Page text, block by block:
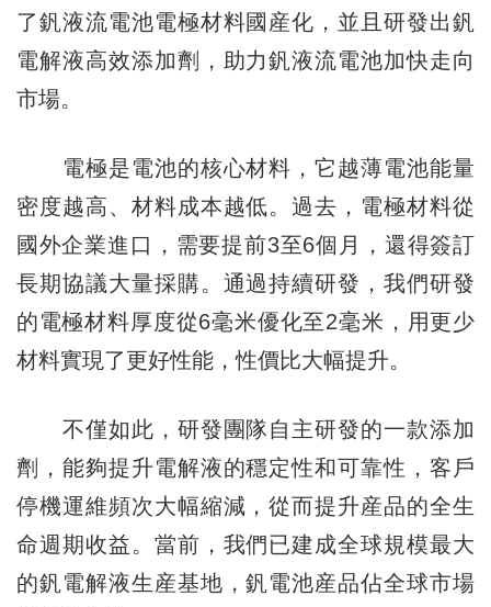
了釩液流電池電極材料國産化，並且研發出釩
電解液高效添加劑，助力釩液流電池加快走向
市場。
電極是電池的核心材料，它越薄電池能量
密度越高、材料成本越低。過去，電極材料從
國外企業進口，需要提前3至6個月，還得簽訂
長期協議大量採購。通過持續研發，我們研發
的電極材料厚度從6毫米優化至2毫米，用更少
材料實現了更好性能，性價比大幅提升。
不僅如此，研發團隊自主研發的一款添加
劑，能夠提升電解液的穩定性和可靠性，客戶
停機運維頻次大幅縮減，從而提升産品的全生
命週期收益。當前，我們已建成全球規模最大
的釩電解液生産基地，釩電池産品佔全球市場